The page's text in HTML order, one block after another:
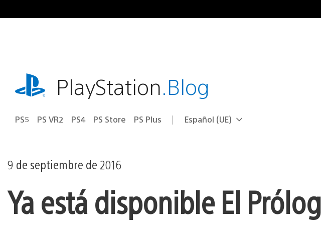
al
playstation.comPlayStation.Blog
PS5 PS VR2 PS4 PS Store PS Plus Selecciona
Región
Español (UE)
9 de septiembre de 2016
Ya está disponible El